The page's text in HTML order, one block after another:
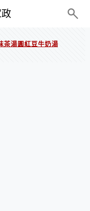
政
茶湯圓紅豆牛奶湯